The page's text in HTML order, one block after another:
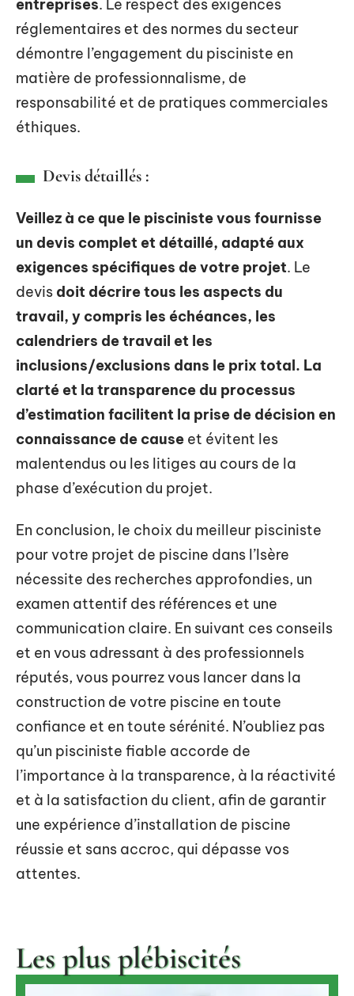
entreprises. Le respect des exigences
réglementaires et des normes du secteur
démontre l’engagement du pisciniste en
matière de professionnalisme, de
responsabilité et de pratiques commerciales
éthiques.
Devis détaillés :
Veillez à ce que le pisciniste vous fournisse
un devis complet et détaillé, adapté aux
exigences spécifiques de votre projet. Le
devis doit décrire tous les aspects du
travail, y compris les échéances, les
calendriers de travail et les
inclusions/exclusions dans le prix total. La
clarté et la transparence du processus
d’estimation facilitent la prise de décision en
connaissance de cause et évitent les
malentendus ou les litiges au cours de la
phase d’exécution du projet.
En conclusion, le choix du meilleur pisciniste
pour votre projet de piscine dans l’Isère
nécessite des recherches approfondies, un
examen attentif des références et une
communication claire. En suivant ces conseils
et en vous adressant à des professionnels
réputés, vous pourrez vous lancer dans la
construction de votre piscine en toute
confiance et en toute sérénité. N’oubliez pas
qu’un pisciniste fiable accorde de
l’importance à la transparence, à la réactivité
et à la satisfaction du client, afin de garantir
une expérience d’installation de piscine
réussie et sans accroc, qui dépasse vos
attentes.
Les plus plébiscités